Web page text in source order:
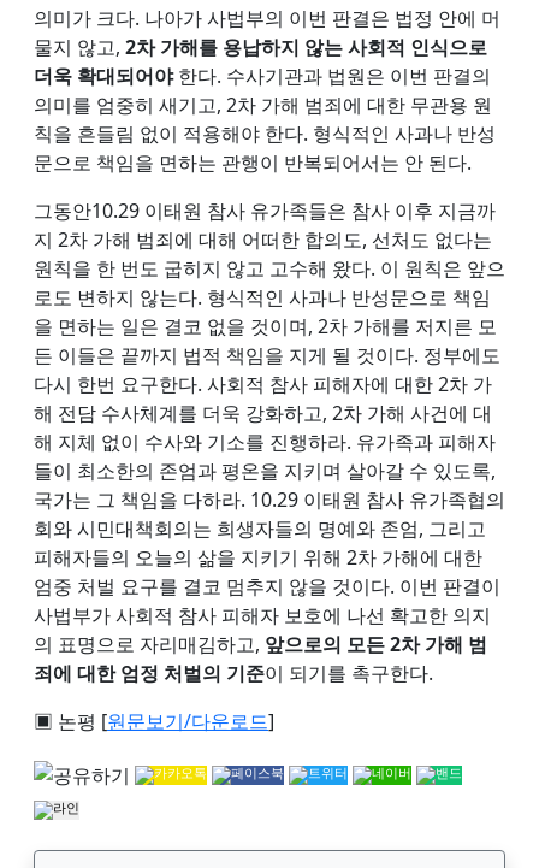
의미가 크다. 나아가 사법부의 이번 판결은 법정 안에 머
물지 않고, 2차 가해를 용납하지 않는 사회적 인식으로
더욱 확대되어야한다. 수사기관과 법원은 이번 판결의
의미를 엄중히 새기고, 2차 가해 범죄에 대한 무관용 원
칙을 흔들림 없이 적용해야 한다. 형식적인 사과나 반성
문으로 책임을 면하는 관행이 반복되어서는 안 된다.
그동안10.29 이태원 참사 유가족들은 참사 이후 지금까
지 2차 가해 범죄에 대해 어떠한 합의도, 선처도 없다는
원칙을 한 번도 굽히지 않고 고수해 왔다. 이 원칙은 앞으
로도 변하지 않는다. 형식적인 사과나 반성문으로 책임
을 면하는 일은 결코 없을 것이며, 2차 가해를 저지른 모
든 이들은 끝까지 법적 책임을 지게 될 것이다. 정부에도
다시 한번 요구한다. 사회적 참사 피해자에 대한 2차 가
해 전담 수사체계를 더욱 강화하고, 2차 가해 사건에 대
해 지체 없이 수사와 기소를 진행하라. 유가족과 피해자
들이 최소한의 존엄과 평온을 지키며 살아갈 수 있도록,
국가는 그 책임을 다하라. 10.29 이태원 참사 유가족협의
회와 시민대책회의는 희생자들의 명예와 존엄, 그리고
피해자들의 오늘의 삶을 지키기 위해 2차 가해에 대한
엄중 처벌 요구를 결코 멈추지 않을 것이다. 이번 판결이
사법부가 사회적 참사 피해자 보호에 나선 확고한 의지
의 표명으로 자리매김하고, 앞으로의 모든 2차 가해 범
죄에 대한 엄정 처벌의 기준이 되기를 촉구한다.
▣ 논평 [원문보기/다운로드]